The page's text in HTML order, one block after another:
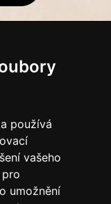
používá
vašeho
umožnění
je
společnost